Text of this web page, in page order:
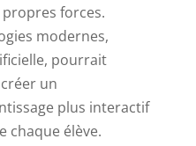
forces.
modernes,
pourrait
un
plus interactif
chaque élève.